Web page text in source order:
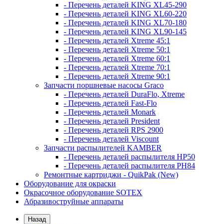
- Перечень деталей KING XL45-290
- Перечень деталей KING XL60-220
- Перечень деталей KING XL70-180
- Перечень деталей KING XL90-145
- Перечень деталей Xtreme 45:1
- Перечень деталей Xtreme 50:1
- Перечень деталей Xtreme 60:1
- Перечень деталей Xtreme 70:1
- Перечень деталей Xtreme 90:1
Запчасти поршневые насосы Graco
- Перечень деталей DuraFlo, Xtreme
- Перечень деталей Fast-Flo
- Перечень деталей Monark
- Перечень деталей President
- Перечень деталей RPS 2900
- Перечень деталей Viscount
Запчасти распылителей KAMBER
- Перечень деталей распылителя HP50
- Перечень деталей распылителя PH84
Ремонтные картриджи - QuikPak (New)
Оборудование для окраски
Окрасочное оборудование SOTEX
Абразивоструйные аппараты
Назад